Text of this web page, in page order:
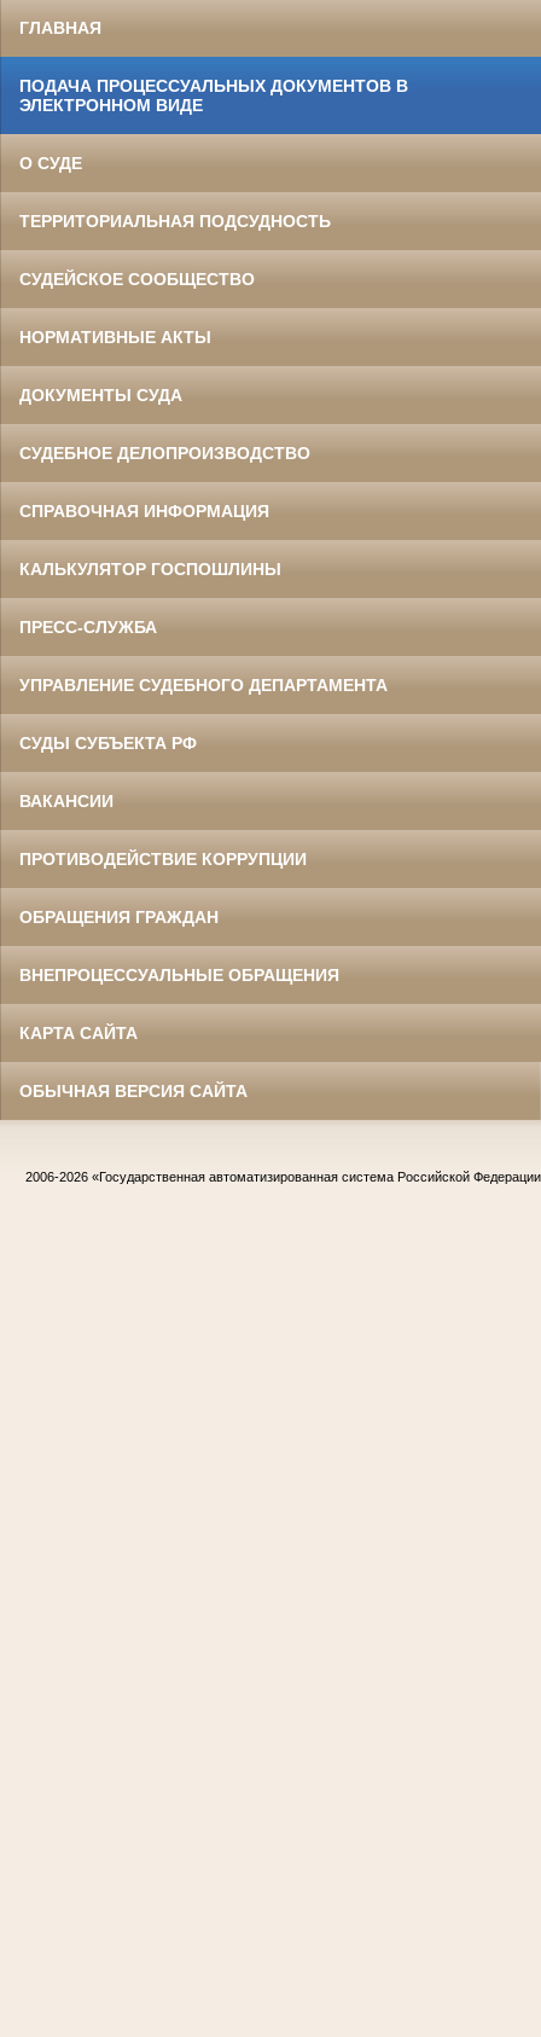
ГЛАВНАЯ
ПОДАЧА ПРОЦЕССУАЛЬНЫХ ДОКУМЕНТОВ В
ЭЛЕКТРОННОМ ВИДЕ
О СУДЕ
ТЕРРИТОРИАЛЬНАЯ ПОДСУДНОСТЬ
СУДЕЙСКОЕ СООБЩЕСТВО
НОРМАТИВНЫЕ АКТЫ
ДОКУМЕНТЫ СУДА
СУДЕБНОЕ ДЕЛОПРОИЗВОДСТВО
СПРАВОЧНАЯ ИНФОРМАЦИЯ
КАЛЬКУЛЯТОР ГОСПОШЛИНЫ
ПРЕСС-СЛУЖБА
УПРАВЛЕНИЕ СУДЕБНОГО ДЕПАРТАМЕНТА
СУДЫ СУБЪЕКТА РФ
ВАКАНСИИ
ПРОТИВОДЕЙСТВИЕ КОРРУПЦИИ
ОБРАЩЕНИЯ ГРАЖДАН
ВНЕПРОЦЕССУАЛЬНЫЕ ОБРАЩЕНИЯ
КАРТА САЙТА
ОБЫЧНАЯ ВЕРСИЯ САЙТА
2006-2026 «Государственная автоматизированная система Российской